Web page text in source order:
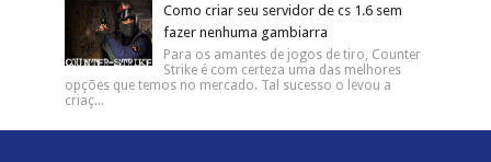
Como criar seu servidor de cs 1.6 sem
fazer nenhuma gambiarra
Para os amantes de jogos de tiro, Counter
Strike é com certeza uma das melhores
opções que temos no mercado. Tal sucesso o levou a
criaç...